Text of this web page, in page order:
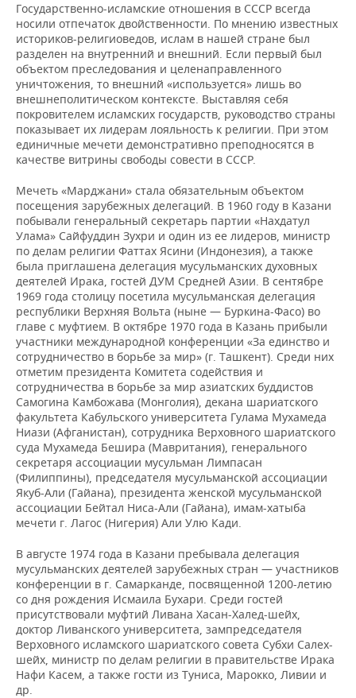
Государственно-исламские отношения в СССР всегда
носили отпечаток двойственности. По мнению известных
историков-религиоведов, ислам в нашей стране был
разделен на внутренний и внешний. Если первый был
объектом преследования и целенаправленного
уничтожения, то внешний «используется» лишь во
внешнеполитическом контексте. Выставляя себя
покровителем исламских государств, руководство страны
показывает их лидерам лояльность к религии. При этом
единичные мечети демонстративно преподносятся в
качестве витрины свободы совести в СССР.
Мечеть «Марджани» стала обязательным объектом
посещения зарубежных делегаций. В 1960 году в Казани
побывали генеральный секретарь партии «Нахдатул
Улама» Сайфуддин Зухри и один из ее лидеров, министр
по делам религии Фаттах Ясини (Индонезия), а также
была приглашена делегация мусульманских духовных
деятелей Ирака, гостей ДУМ Средней Азии. В сентябре
1969 года столицу посетила мусульманская делегация
республики Верхняя Вольта (ныне — Буркина-Фасо) во
главе с муфтием. В октябре 1970 года в Казань прибыли
участники международной конференции «За единство и
сотрудничество в борьбе за мир» (г. Ташкент). Среди них
отметим президента Комитета содействия и
сотрудничества в борьбе за мир азиатских буддистов
Самогина Камбожава (Монголия), декана шариатского
факультета Кабульского университета Гулама Мухамеда
Ниази (Афганистан), сотрудника Верховного шариатского
суда Мухамеда Бешира (Мавритания), генерального
секретаря ассоциации мусульман Лимпасан
(Филиппины), председателя мусульманской ассоциации
Якуб-Али (Гайана), президента женской мусульманской
ассоциации Бейтал Ниса-Али (Гайана), имам-хатыба
мечети г. Лагос (Нигерия) Али Улю Кади.
В августе 1974 года в Казани пребывала делегация
мусульманских деятелей зарубежных стран — участников
конференции в г. Самарканде, посвященной 1200-летию
со дня рождения Исмаила Бухари. Среди гостей
присутствовали муфтий Ливана Хасан-Халед-шейх,
доктор Ливанского университета, зампредседателя
Верховного исламского шариатского совета Субхи Салех-
шейх, министр по делам религии в правительстве Ирака
Нафи Касем, а также гости из Туниса, Марокко, Ливии и
др.